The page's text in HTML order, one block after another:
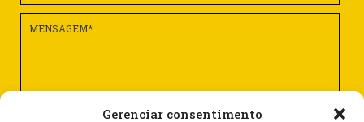
Gerenciar consentimento